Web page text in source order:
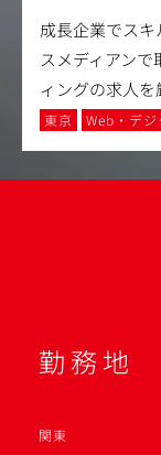
成長企業でス
スメディアン
ィングの求人を
東京 Web・デジ
勤務地
関東